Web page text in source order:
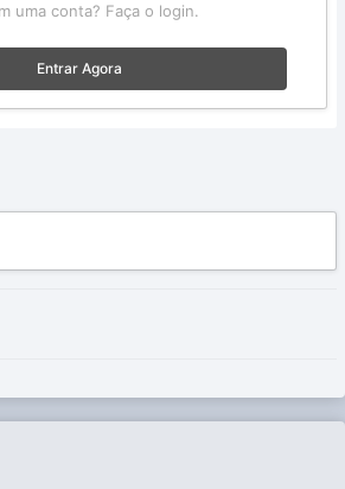
uma conta? Faça o login.
Entrar Agora